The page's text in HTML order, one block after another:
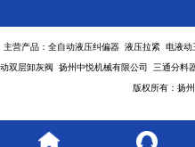
主营产品：全自动液压纠偏器 液压拉紧 电液
动双层卸灰阀 扬州中悦机械有限公司 三通分
版权所有：扬